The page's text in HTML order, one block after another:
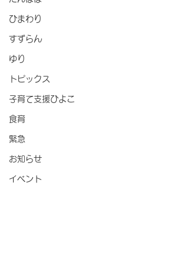
ひまわり
すずらん
ゆり
トピックス
子育て支援ひよこ
食育
緊急
お知らせ
イベント